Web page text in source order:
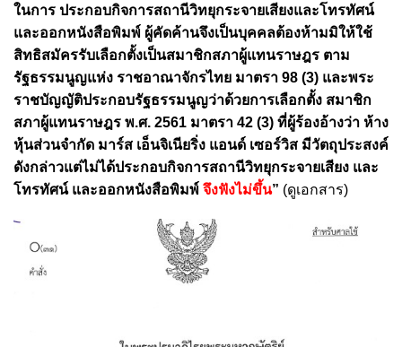
ในการ ประกอบกิจการสถานีวิทยุกระจายเสียงและโทรทัศน์
และออกหนังสือพิมพ์ ผู้คัดค้านจึงเป็นบุคคลต้องห้ามมิให้ใช้
สิทธิสมัครรับเลือกตั้งเป็นสมาชิกสภาผู้แทนราษฎร ตาม
รัฐธรรมนูญแห่ง ราชอาณาจักรไทย มาตรา 98 (3) และพระ
ราชบัญญัติประกอบรัฐธรรมนูญว่าด้วยการเลือกตั้ง สมาชิก
สภาผู้แทนราษฎร พ.ศ. 2561 มาตรา 42 (3) ที่ผู้ร้องอ้างว่า ห้าง
หุ้นส่วนจํากัด มาร์ส เอ็นจิเนียริ่ง แอนด์ เซอร์วิส มีวัตถุประสงค์
ดังกล่าวแต่ไม่ได้ประกอบกิจการสถานีวิทยุกระจายเสียง และ
โทรทัศน์ และออกหนังสือพิมพ์ จึงฟังไม่ขึ้น” (ดูเอกสาร)